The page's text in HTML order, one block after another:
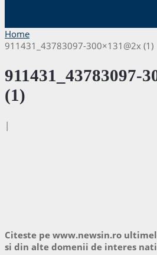
Home
911431_43783097-300×131@2x (1)
911431_43783097-
(1)
|
Citeste pe www.newsin.ro
si din alte domenii de interes